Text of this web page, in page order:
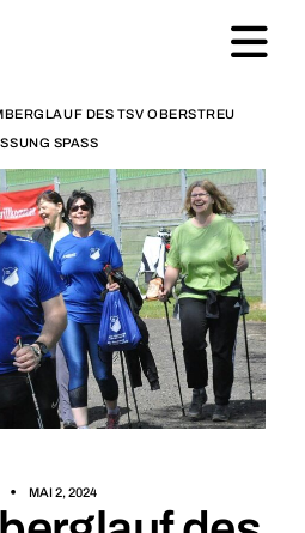
DES TSV OBERSTREU
SPASS
MAI 2, 2024